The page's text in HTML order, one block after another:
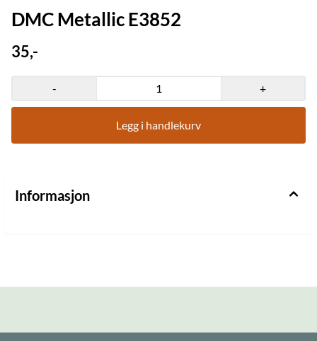
DMC Metallic E3852
35,-
- +
Legg i handlekurv
Informasjon